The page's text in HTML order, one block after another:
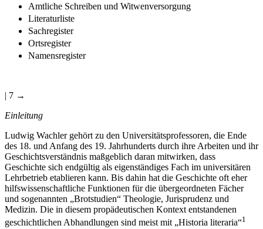
Amtliche Schreiben und Witwenversorgung
Literaturliste
Sachregister
Ortsregister
Namensregister
| 7 →
Einleitung
Ludwig Wachler gehört zu den Universitätsprofessoren, die Ende
des 18. und Anfang des 19. Jahrhunderts durch ihre Arbeiten und ihr
Geschichtsverständnis maßgeblich daran mitwirken, dass
Geschichte sich endgültig als eigenständiges Fach im universitären
Lehrbetrieb etablieren kann. Bis dahin hat die Geschichte oft eher
hilfswissenschaftliche Funktionen für die übergeordneten Fächer
und sogenannten „Brotstudien“ Theologie, Jurisprudenz und
Medizin. Die in diesem propädeutischen Kontext entstandenen
geschichtlichen Abhandlungen sind meist mit „Historia literaria“1